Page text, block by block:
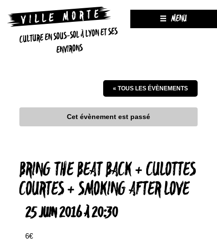
CULTURE EN SOUS-SOL À LYON ET SES
ENVIRONS
MENU
« TOUS LES ÉVÈNEMENTS
Cet évènement est passé
BRING THE BEAT BACK + CULOTTES
COURTES + SMOKING AFTER LOVE
25 JUIN 2016 À 20:30
6€